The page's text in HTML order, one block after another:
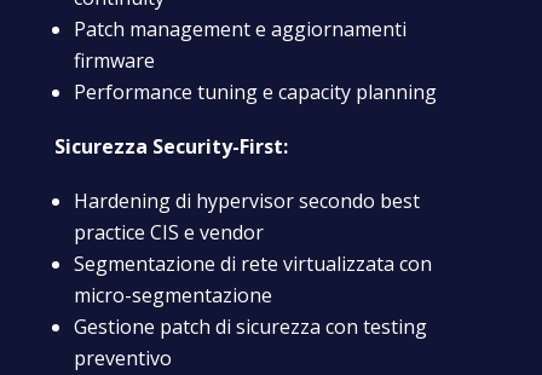
Patch management e aggiornamenti
firmware
Performance tuning e capacity planning
Sicurezza Security-First:
Hardening di hypervisor secondo best
practice CIS e vendor
Segmentazione di rete virtualizzata con
micro-segmentazione
Gestione patch di sicurezza con testing
preventivo